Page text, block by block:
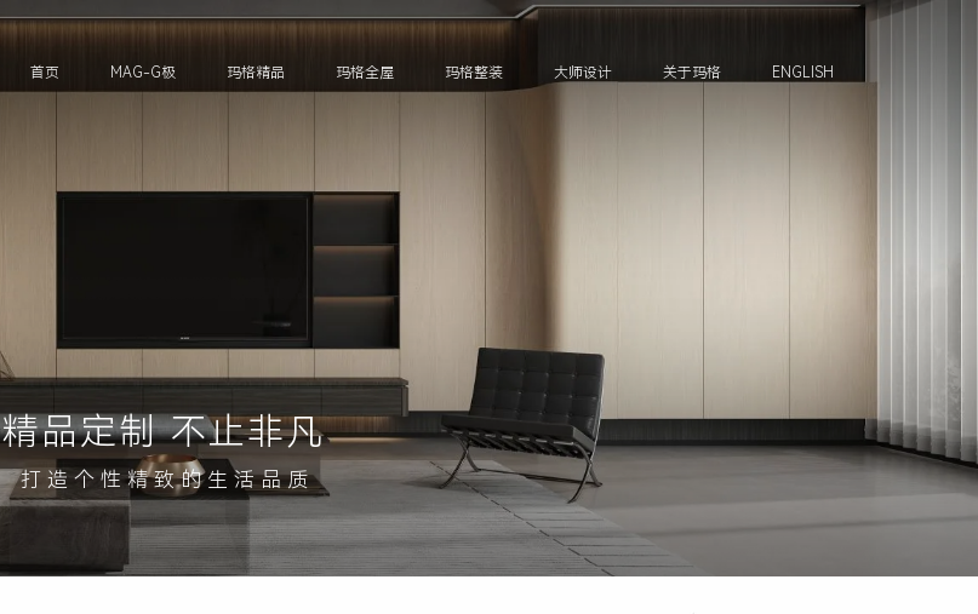
首页 MAG-G极 玛格精品 玛格全屋 玛格整装 大师设计 关于玛格 ENGLISH
精品定制 不止非凡
打 造 个 性 精 致 的 生 活 品 质